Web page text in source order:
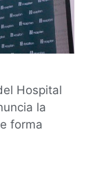
Hospital
la
forma